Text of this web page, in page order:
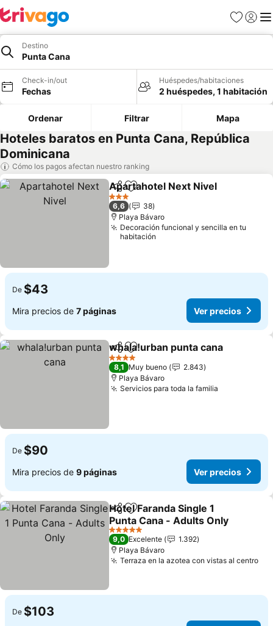
Favoritos
Iniciar
Destino
Punta Cana
Check-in/out
Fechas
Huéspedes/habitaciones
2 huéspedes, 1 habitación
Ordenar Filtrar Mapa
Hoteles baratos en Punta Cana, República
Dominicana
Cómo los pagos afectan nuestro ranking
CompartirAgregar a favoritos
Apartahotel Next Nivel
3 Estrellas
6,6
38
Playa Bávaro
Decoración funcional y sencilla en tu
habitación
De $43
Mira precios de 7 páginas Ver precios
CompartirAgregar a favoritos
whala!urban punta cana
4 Estrellas
8,1 Muy bueno
2.843
Playa Bávaro
Servicios para toda la familia
De $90
Mira precios de 9 páginas Ver precios
CompartirAgregar a favoritos
Hotel Faranda Single 1
Punta Cana - Adults Only
Ver precios
5 Estrellas
9,0 Excelente
1.392
Playa Bávaro
Terraza en la azotea con vistas al centro
De $103